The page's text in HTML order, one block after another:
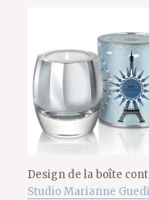
Design de la boîte
Studio Marianne